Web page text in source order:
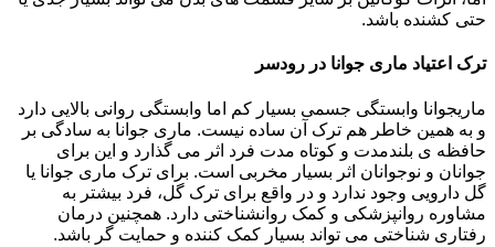
حتی کشنده باشد.
ترک اعتیاد ماری جوانا در رودسر
ماریجوانا وابستگی جسمی بسیار کم اما وابستگی روانی بالایی دارد
و به همین خاطر هم ترک آن ساده نیست. ماری جوانا به سادگی بر
حافظه ی بلندمدت و کوتاه مدت فرد اثر می گذارد و این برای
جوانان و نوجوانان اثر بسیار مخربی است. برای ترک ماری جوانا یا
گل دارویی وجود ندارد و در واقع برای ترک گل، فرد بیشتر به
مشاوره روانپزشکی و کمک روانشناختی دارد. همچنین درمان
رفتاری شناختی می تواند بسیار کمک کننده و حمایت گر باشد.